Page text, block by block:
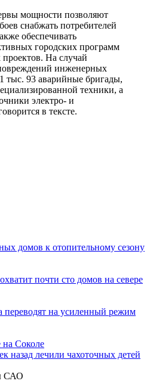
мощности позволяют
снабжать потребителей
обеспечивать
городских программ
На случай
инженерных
тыс. 93 аварийные бригады,
техники, а
электро- и
в тексте.
домов к отопительному сезону
почти сто домов на севере
переводят на усиленный режим
Соколе
назад лечили чахоточных детей
САО